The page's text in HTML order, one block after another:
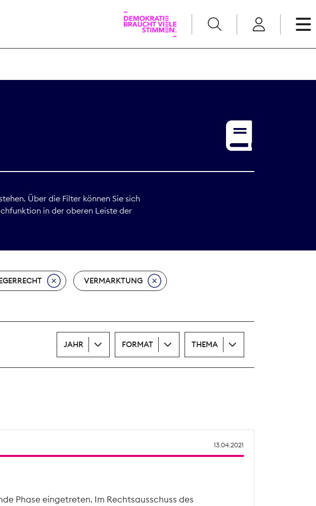
Print
Über die Filter können Sie sich
in der oberen Leiste der
VERMARKTUNG
JAHR FORMAT THEMA
13.04.2021
Phase eingetreten. Im Rechtsausschuss des